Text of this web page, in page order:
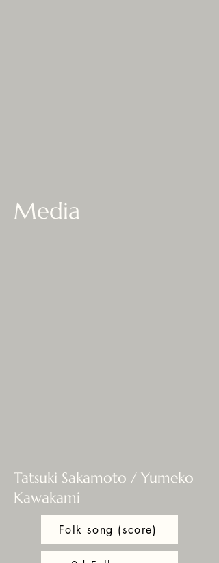
Media
Tatsuki Sakamoto / Yumeko
Kawakami
Folk song (score)